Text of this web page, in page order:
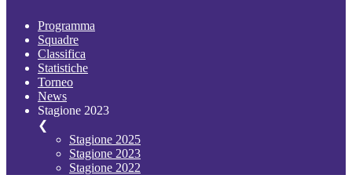
Programma
Squadre
Classifica
Statistiche
Torneo
News
Stagione 2023
❮
Stagione 2025
Stagione 2023
Stagione 2022